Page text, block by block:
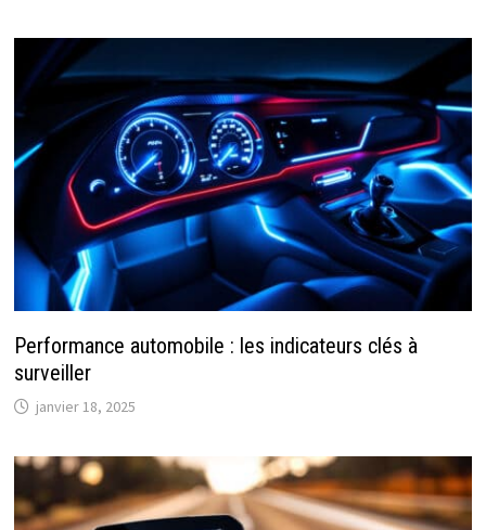
Performance automobile : les indicateurs clés à
surveiller
janvier 18, 2025